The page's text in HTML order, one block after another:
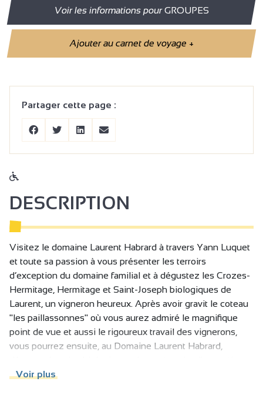
Voir les informations pourGROUPES
Ajouter au carnet de voyage+
Partager cette page :
DESCRIPTION
Visitez le domaine Laurent Habrard à travers Yann Luquet
et toute sa passion à vous présenter les terroirs
d’exception du domaine familial et à dégustez les Crozes-
Hermitage, Hermitage et Saint-Joseph biologiques de
Laurent, un vigneron heureux. Après avoir gravit le coteau
"les paillassonnes" où vous aurez admiré le magnifique
point de vue et aussi le rigoureux travail des vignerons,
vous pourrez ensuite, au Domaine Laurent Habrard,
C'est Monsieur YANN LUQUET qui vous accueillera
Voir plus